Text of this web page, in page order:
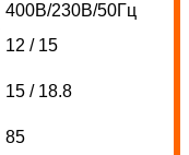
400В/230В/50Гц
12 / 15
15 / 18.8
85